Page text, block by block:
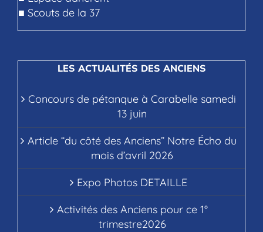
■ Scouts de la 37
LES ACTUALITÉS DES ANCIENS
Concours de pétanque à Carabelle samedi
13 juin
Article “du côté des Anciens” Notre Écho du
mois d’avril 2026
Expo Photos DETAILLE
Activités des Anciens pour ce 1°
trimestre2026